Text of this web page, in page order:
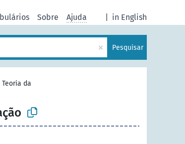
in English
Sobre Ajuda
× Pesquisar
Teoria da